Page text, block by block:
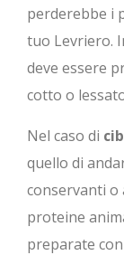
perderebbe i
tuo Levriero.
deve essere
cotto o
Nel caso di
quello di
conservanti o
proteine
preparate